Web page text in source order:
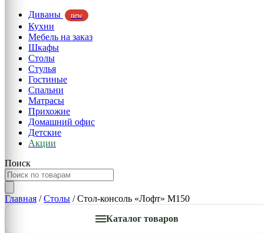
Диваны
new
Кухни
Мебель на заказ
Шкафы
Столы
Стулья
Гостиные
Спальни
Матрасы
Прихожие
Домашний офис
Детские
Акции
Поиск
Главная /Столы / Стол-консоль «Лофт» М150
Каталог товаров